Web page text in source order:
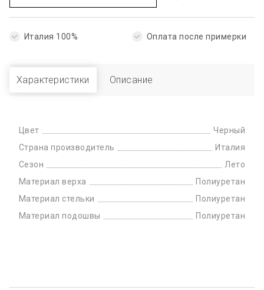
Италия 100% Оплата после примерки
Характеристики Описание
Цвет
Черный
Страна производитель
Италия
Сезон
Лето
Материал верха
Полиуретан
Материал стельки
Полиуретан
Материал подошвы
Полиуретан